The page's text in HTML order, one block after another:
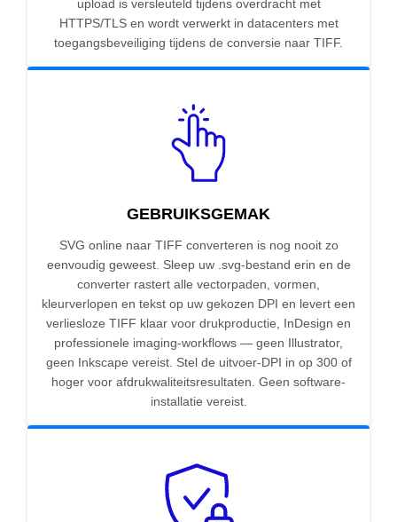
upload is versleuteld tijdens overdracht met
HTTPS/TLS en wordt verwerkt in datacenters met
toegangsbeveiliging tijdens de conversie naar TIFF.
GEBRUIKSGEMAK
SVG online naar TIFF converteren is nog nooit zo
eenvoudig geweest. Sleep uw .svg-bestand erin en de
converter rastert alle vectorpaden, vormen,
kleurverlopen en tekst op uw gekozen DPI en levert een
verliesloze TIFF klaar voor drukproductie, InDesign en
professionele imaging-workflows — geen Illustrator,
geen Inkscape vereist. Stel de uitvoer-DPI in op 300 of
hoger voor afdrukwaliteitsresultaten. Geen software-
installatie vereist.